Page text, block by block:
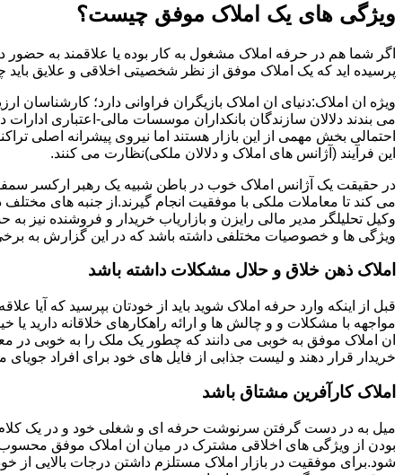
ویژگی های یک املاک موفق چیست؟
اگر شما هم در حرفه املاک مشغول به کار بوده یا علاقمند به حضور
پرسیده اید که یک املاک موفق از نظر شخصیتی اخلاقی و علایق باید
ویژه ان املاک:دنیای ان املاک بازیگران فراوانی دارد؛ کارشناسان
می بندند دلالان سازندگان بانکداران موسسات مالی-اعتباری
احتمالی بخش مهمی از این بازار هستند اما نیروی پیشرانه اصلی
این فرآیند (آژانس های املاک و دلالان ملکی)نظارت می کنند.
در حقیقت یک آژانس املاک خوب در باطن شبیه یک رهبر ارکسر
می کند تا معاملات ملکی با موفقیت انجام گیرند.از جنبه های
وکیل تحلیلگر مدیر مالی رایزن و بازاریاب خریدار و فروشنده نیز به
ویژگی ها و خصوصیات مختلفی داشته باشد که در این گزارش به برخی
املاک ذهن خلاق و حلال مشکلات داشته باشد
قبل از اینکه وارد حرفه املاک شوید باید از خودتان بپرسید که آیا
مواجهه با مشکلات و و چالش ها و ارائه راهکارهای خلاقانه دارید یا
ان املاک موفق به خوبی می دانند که چطور یک ملک را به خوبی در
خریدار قرار دهند و لیست جذابی از فایل های خود برای افراد جویای
املاک کارآفرین مشتاق باشد
میل به در دست گرفتن سرنوشت حرفه ای و شغلی خود و در یک
بودن از ویژگی های اخلاقی مشترک در میان ان املاک موفق
شود.برای موفقیت در بازار املاک مستلزم داشتن درجات بالایی از